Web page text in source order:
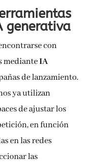
generativa
con
medianteIA
de lanzamiento.
ya utilizan
de ajustar los
en función
en las redes
las